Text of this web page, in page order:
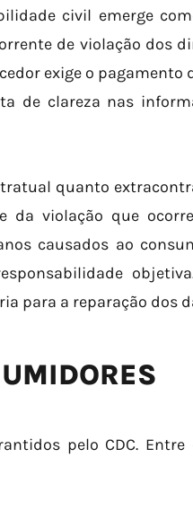
civil emerge
de violação dos
exige o pagamento
de clareza nas
quanto
da violação que
causados ao
para a reparação dos
pelo CDC. Entre